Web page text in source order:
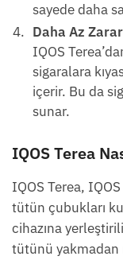
sayede daha
Daha Az
IQOS
sigaralara
içerir. Bu da
sunar.
IQOS Terea
IQOS Terea,
tütün çubukları
cihazına
tütünü yakmadan